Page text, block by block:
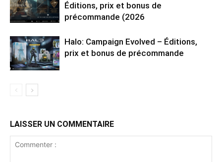
Éditions, prix et bonus de
précommande (2026
Halo: Campaign Evolved – Éditions,
prix et bonus de précommande
LAISSER UN COMMENTAIRE